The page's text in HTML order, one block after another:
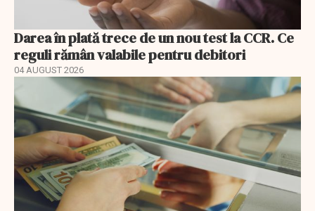
Darea în plată trece de un nou test la CCR. Ce
reguli rămân valabile pentru debitori
04 AUGUST 2026